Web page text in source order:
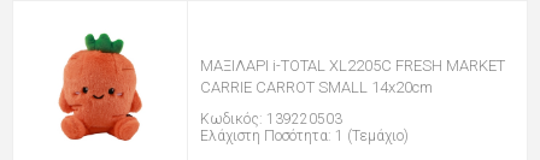
ΜΑΞΙΛΑΡΙ i-TOTAL XL2205C FRESH MARKET
CARRIE CARROT SMALL 14x20cm
Κωδικός: 139220503
Ελάχιστη Ποσότητα: 1 (Τεμάχιο)